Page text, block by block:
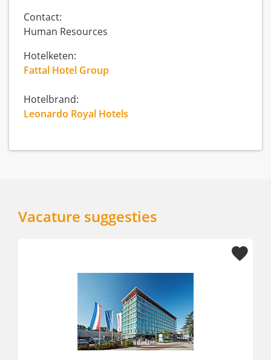
Contact:
Human Resources
Hotelketen:
Fattal Hotel Group
Hotelbrand:
Leonardo Royal Hotels
Vacature suggesties